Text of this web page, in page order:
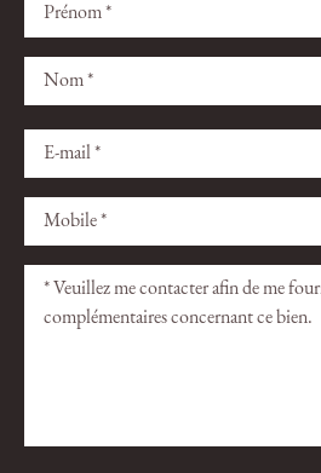
ce
champ
Veuillez
ce
champ